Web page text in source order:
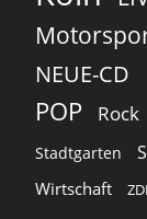
NEUE-CD
POP Rock
Stadtgarten
Wirtschaft